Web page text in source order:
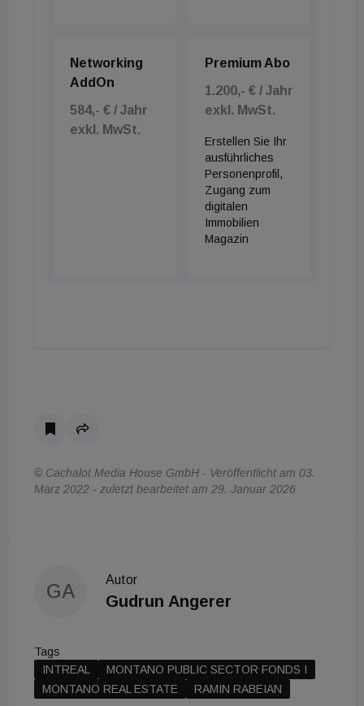
Networking
AddOn
584,- € / Jahr
exkl. MwSt.
Premium Abo
1.200,- € / Jahr
exkl. MwSt.
Erstellen Sie Ihr
ausführliches
Personenprofil,
Zugang zum
digitalen
Immobilien
Magazin
© Cachalot Media House GmbH - Veröffentlicht am 03.
März 2022 - zuletzt bearbeitet am 29. Januar 2026
GA
Autor
Gudrun Angerer
Tags
INTREAL
MONTANO PUBLIC SECTOR FONDS I
MONTANO REAL ESTATE
RAMIN RABEIAN